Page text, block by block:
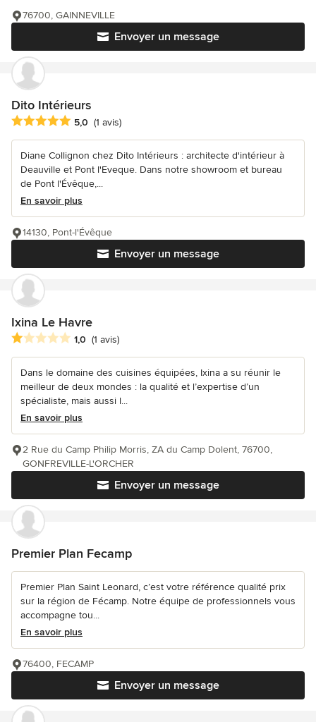
Envoyer un message
76700, GAINNEVILLE
Dito Intérieurs
Note moyenne : 5 étoiles sur 5
5,0 (1 avis)
Diane Collignon chez Dito Intérieurs : architecte d'intérieur à
Deauville et Pont l'Eveque. Dans notre showroom et bureau
de Pont l'Évêque,...
En savoir plus
Envoyer un message
14130, Pont-l'Évêque
Ixina Le Havre
Note moyenne : 1 étoiles sur 5
1,0 (1 avis)
Dans le domaine des cuisines équipées, Ixina a su réunir le
meilleur de deux mondes : la qualité et l’expertise d’un
spécialiste, mais aussi l...
En savoir plus
Envoyer un message
2 Rue du Camp Philip Morris, ZA du Camp Dolent, 76700,
GONFREVILLE-L'ORCHER
Premier Plan Fecamp
Premier Plan Saint Leonard, c’est votre référence qualité prix
sur la région de Fécamp. Notre équipe de professionnels vous
accompagne tou...
En savoir plus
Envoyer un message
76400, FECAMP